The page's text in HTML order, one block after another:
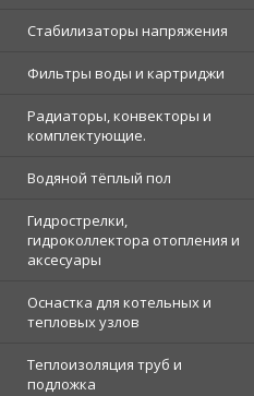
Стабилизаторы напряжения
Фильтры воды и картриджи
Радиаторы, конвекторы и
комплектующие.
Водяной тёплый пол
Гидрострелки,
гидроколлектора отопления и
аксесуары
Оснастка для котельных и
тепловых узлов
Теплоизоляция труб и
подложка